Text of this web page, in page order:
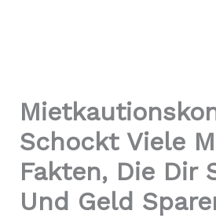
Schockt Viele
Fakten, Die Dir
Und Geld